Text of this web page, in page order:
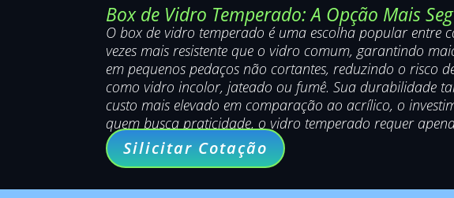
Box de Vidro Temperado: A Opção Mais
O box de vidro temperado é uma escolha popular entre
vezes mais resistente que o vidro comum, garantindo
em pequenos pedaços não cortantes, reduzindo o risco
como vidro incolor, jateado ou fumê. Sua durabilidade
custo mais elevado em comparação ao acrílico, o
quem busca praticidade, o vidro temperado requer
Silicitar Cotação